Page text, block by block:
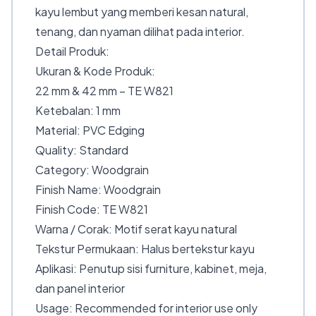
kayu lembut yang memberi kesan natural,
tenang, dan nyaman dilihat pada interior.
Detail Produk:
Ukuran & Kode Produk:
22 mm & 42 mm – TE W821
Ketebalan: 1 mm
Material: PVC Edging
Quality: Standard
Category: Woodgrain
Finish Name: Woodgrain
Finish Code: TE W821
Warna / Corak: Motif serat kayu natural
Tekstur Permukaan: Halus bertekstur kayu
Aplikasi: Penutup sisi furniture, kabinet, meja,
dan panel interior
Usage: Recommended for interior use only